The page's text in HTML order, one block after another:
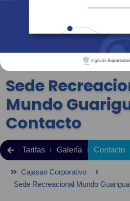
Revista Fácil Vivir
Sedes
Sede
Mundo
Contacto
Escenarios Deportivos Mundo Guarigua Tarifas Galería Contacto
Cajasan Corporativo
Sede Recreacional Mundo Guarigua